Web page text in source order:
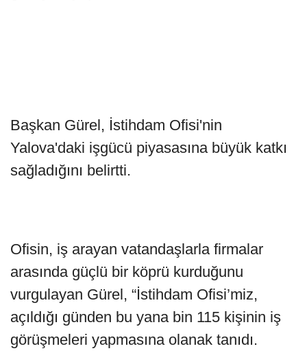
Başkan Gürel, İstihdam Ofisi'nin
Yalova'daki işgücü piyasasına büyük katkı
sağladığını belirtti.
Ofisin, iş arayan vatandaşlarla firmalar
arasında güçlü bir köprü kurduğunu
vurgulayan Gürel, “İstihdam Ofisi’miz,
açıldığı günden bu yana bin 115 kişinin iş
görüşmeleri yapmasına olanak tanıdı.